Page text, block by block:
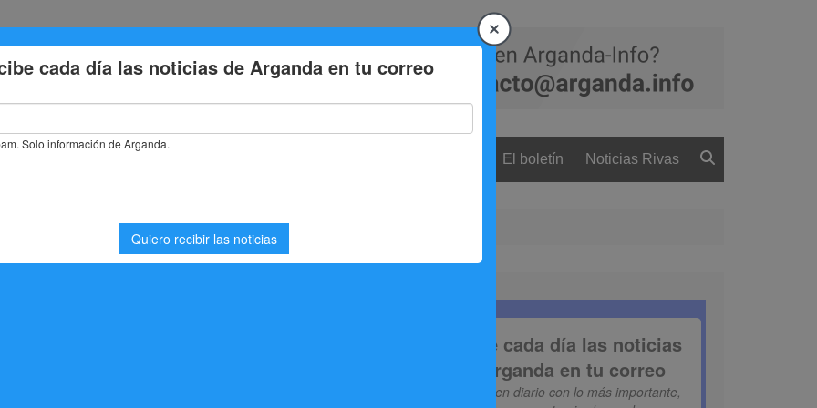
El boletín Noticias Rivas
Y Ceremonia
buscando. Quizá pueda ayudarte una búsqueda.